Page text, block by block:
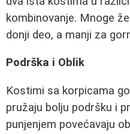
kombinovanje. Mnoge
donji deo, a manji za
Podrška i Oblik
Kostimi sa korpicama
pružaju bolju podršku i
punjenjem povećavaju